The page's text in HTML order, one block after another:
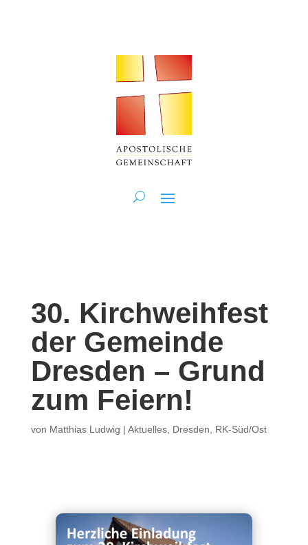
30. Kirchweihfest
der Gemeinde
Dresden – Grund
zum Feiern!
von Matthias Ludwig | Aktuelles, Dresden RK-Süd/Ost